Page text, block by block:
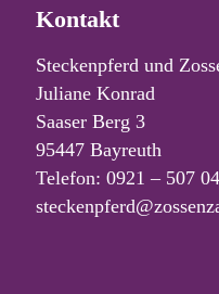
Kontakt
Steckenpferd und
Juliane Konrad
Saaser Berg 3
95447 Bayreuth
Telefon: 0921 – 507